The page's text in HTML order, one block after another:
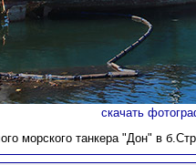
скачать
морского танкера "Дон" в